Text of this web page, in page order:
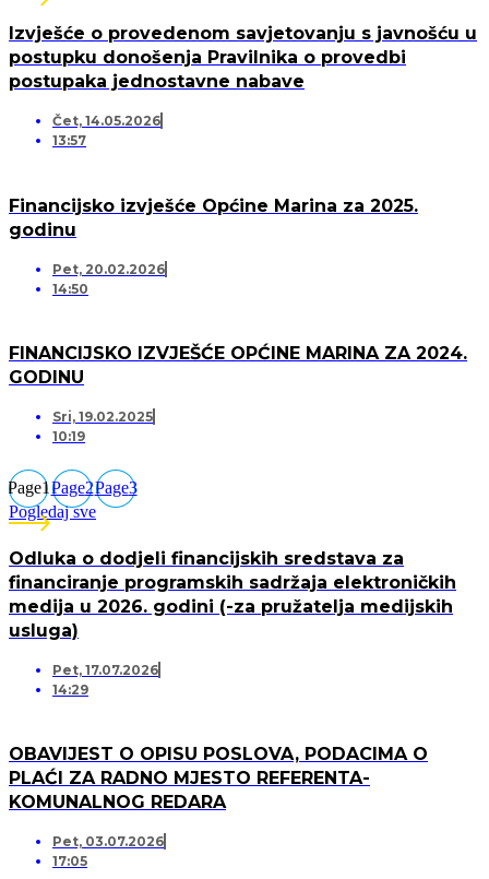
Izvješće o provedenom savjetovanju s javnošću u
postupku donošenja Pravilnika o provedbi
postupaka jednostavne nabave
Čet, 14.05.2026
13:57
Financijsko izvješće Općine Marina za 2025.
godinu
Pet, 20.02.2026
14:50
FINANCIJSKO IZVJEŠĆE OPĆINE MARINA ZA 2024.
GODINU
Sri, 19.02.2025
10:19
Page1Page2Page3
Pogledaj sve
Odluka o dodjeli financijskih sredstava za
financiranje programskih sadržaja elektroničkih
medija u 2026. godini (-za pružatelja medijskih
usluga)
Pet, 17.07.2026
14:29
OBAVIJEST O OPISU POSLOVA, PODACIMA O
PLAĆI ZA RADNO MJESTO REFERENTA-
KOMUNALNOG REDARA
Pet, 03.07.2026
17:05